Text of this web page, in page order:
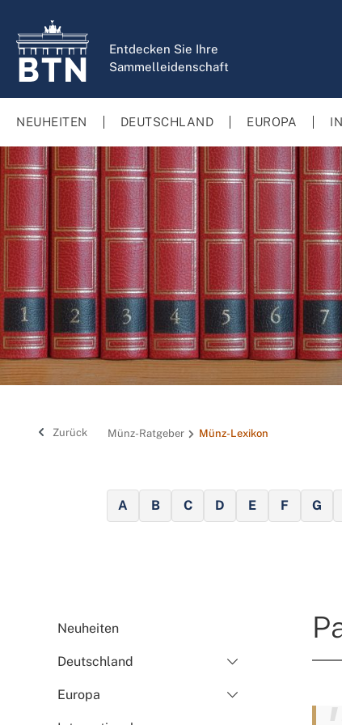
Entdecken Sie Ihre
Sammelleidenschaft
NEUHEITEN DEUTSCHLAND EUROPA
Zurück Münz-Ratgeber Münz-Lexikon
A B C D E F G
Neuheiten
Deutschland
Europa